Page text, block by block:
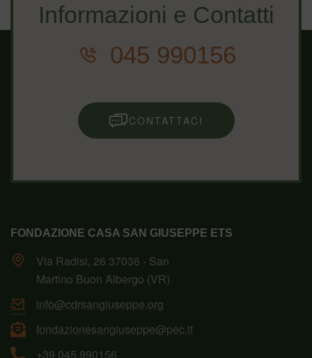
Informazioni e Contatti
045 990156
CONTATTACI
FONDAZIONE CASA SAN GIUSEPPE ETS
Via Radisi, 26 37036 - San
Martino Buon Albergo (VR)
info@cdrsangiuseppe.org
fondazionesangiuseppe@pec.it
+39 045 990156